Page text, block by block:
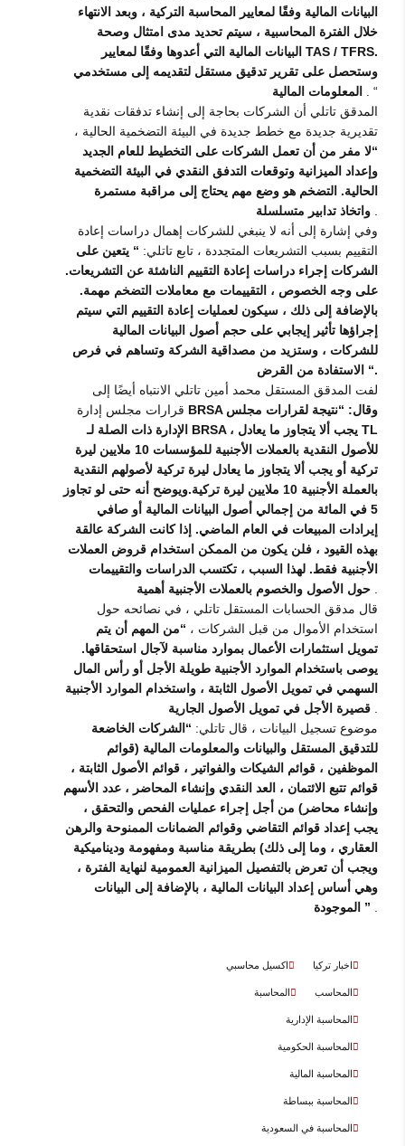
البيانات المالية وفقًا لمعايير المحاسبة التركية ، وبعد الانتهاء
خلال الفترة المحاسبية ، سيتم تحديد مدى امتثال وصحة
البيانات المالية التي أعدوها وفقًا لمعايير TAS / TFRS.
وستحصل على تقرير تدقيق مستقل لتقديمه إلى مستخدمي
. “
المدقق تاتلي أن الشركات بحاجة إلى إنشاء تدفقات نقدية
تقديرية جديدة مع خطط جديدة في البيئة التضخمية الحالية ،
“لا مفر من أن تعمل الشركات على التخطيط للعام الجديد
وإعداد الميزانية وتوقعات التدفق النقدي في البيئة التضخمية
الحالية. التضخم هو وضع مهم يحتاج إلى مراقبة مستمرة
وفي إشارة إلى أنه لا ينبغي للشركات إهمال دراسات إعادة
التقييم بسبب التشريعات المتجددة ، تابع تاتلي: “ يتعين على
الشركات إجراء دراسات إعادة التقييم الناشئة عن التشريعات.
على وجه الخصوص ، التقييمات مع معاملات التضخم مهمة.
بالإضافة إلى ذلك ، سيكون لعمليات إعادة التقييم التي سيتم
إجراؤها تأثير إيجابي على حجم أصول البيانات المالية
للشركات ، وستزيد من مصداقية الشركة وتساهم في فرص
الاستفادة من القرض “.
لفت المدقق المستقل محمد أمين تاتلي الانتباه أيضًا إلى
BRSA وقال: “نتيجة لقرارات مجلس
الإدارة ذات الصلة لـ BRSA ، يجب ألا يتجاوز ما يعادل TL
للأصول النقدية بالعملات الأجنبية للمؤسسات 10 ملايين ليرة
تركية أو يجب ألا يتجاوز ما يعادل ليرة تركية لأصولهم النقدية
بالعملة الأجنبية 10 ملايين ليرة تركية.ويوضح أنه حتى لو تجاوز
5 في المائة من إجمالي أصول البيانات المالية أو صافي
إيرادات المبيعات في العام الماضي. إذا كانت الشركة عالقة
بهذه القيود ، فلن يكون من الممكن استخدام قروض العملات
الأجنبية فقط. لهذا السبب ، تكتسب الدراسات والتقييمات
قال مدقق الحسابات المستقل تاتلي ، في نصائحه حول
استخدام الأموال من قبل الشركات ، “من المهم أن يتم
تمويل استثمارات الأعمال بموارد مناسبة لآجال استحقاقها.
يوصى باستخدام الموارد الأجنبية طويلة الأجل أو رأس المال
السهمي في تمويل الأصول الثابتة ، واستخدام الموارد الأجنبية
موضوع تسجيل البيانات ، قال تاتلي: “الشركات الخاضعة
للتدقيق المستقل والبيانات والمعلومات المالية (قوائم
الموظفين ، قوائم الشيكات والفواتير ، قوائم الأصول الثابتة ،
قوائم تتبع الائتمان ، العد النقدي وإنشاء المحاضر ، عدد الأسهم
وإنشاء محاضر) من أجل إجراء عمليات الفحص والتحقق ،
يجب إعداد قوائم التقاضي وقوائم الضمانات الممنوحة والرهن
العقاري ، وما إلى ذلك) بطريقة مناسبة ومفهومة وديناميكية
ويجب أن تعرض بالتفصيل الميزانية العمومية لنهاية الفترة ،
وهي أساس إعداد البيانات المالية ، بالإضافة إلى البيانات
الموجودة ”
اخبار تركيا
اكسيل محاسبي
المحاسب
المحاسبة
المحاسبة الإدارية
المحاسبة الحكومية
المحاسبة المالية
المحاسبة ببساطة
المحاسبة في السعودية